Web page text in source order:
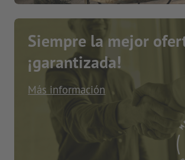
Siempre la mejor
¡garantizada!
Más información